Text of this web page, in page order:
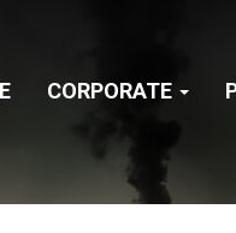
CORPORATE